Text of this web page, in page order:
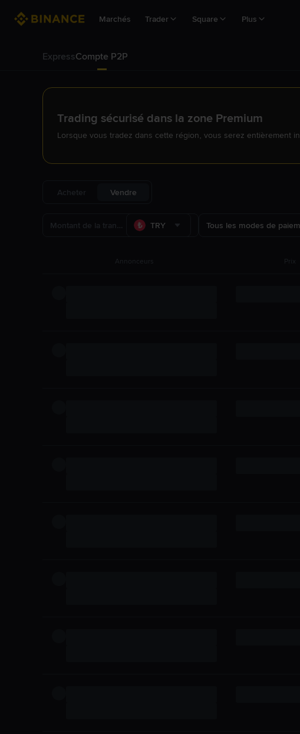
Marchés Trader Square Plus
ExpressCompte P2P
Trading sécurisé dans la zone Premium
Lorsque vous tradez dans cette région, vous serez entièrement
Acheter Vendre
TRY Tous les modes de
Annonceurs Prix